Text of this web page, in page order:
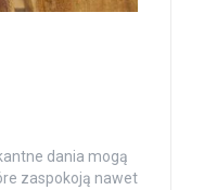
dania mogą
zaspokoją nawet